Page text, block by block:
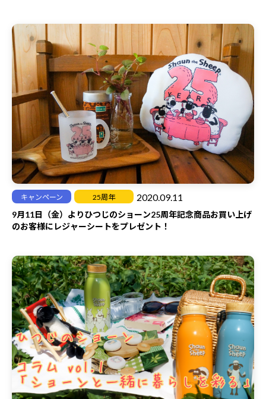
プレゼント！
＜開催日時＞
10月9日（金）～10月18日（日）23時59分
＜対象SNS＞
ひつじのショーン【公式】（@aardman_jp）
＜当選者数＞
5名様
＜プレゼント＞
ひつじのショーン クッキーボトル（イーストプライド）1個
※写真のぬいぐるみは対象外です。
＜応募規約＞
ひつじのショーン【公式】が、Twitterを活用して実施するプレ
ゼントキャンペーンにご応募の方は、以下をよくお読みいただ
本規約に同意いただいたものと見なします。
・プログラムによる自動投稿、データ操作等で弊社が不正と判断
したご投稿・ご応募は、抽選の対象外といたします。
・通信の際のインターネット等への接続トラブルにつきまして
は、責任を負いかねますので、ご了承ください。
・そのほか、サーバーやネットワーク上の障害、Twitter側の障
害や仕様変更などにより、ご投稿いただけない状況が生じた場合
は、当キャンペーンの停止・仕様の変更をする可能性がございま
す。
・当キャンペーンは、TwitterおよびTwitter社とは関係ございま
せん。
・ご応募にかかる通信費などは、お客さまにてご負担をお願いい
キャンペーン 25周年 2020.09.11
9月11日（金）よりひつじのショーン25周年記念商品お買い上げ
のお客様にレジャーシートをプレゼント！